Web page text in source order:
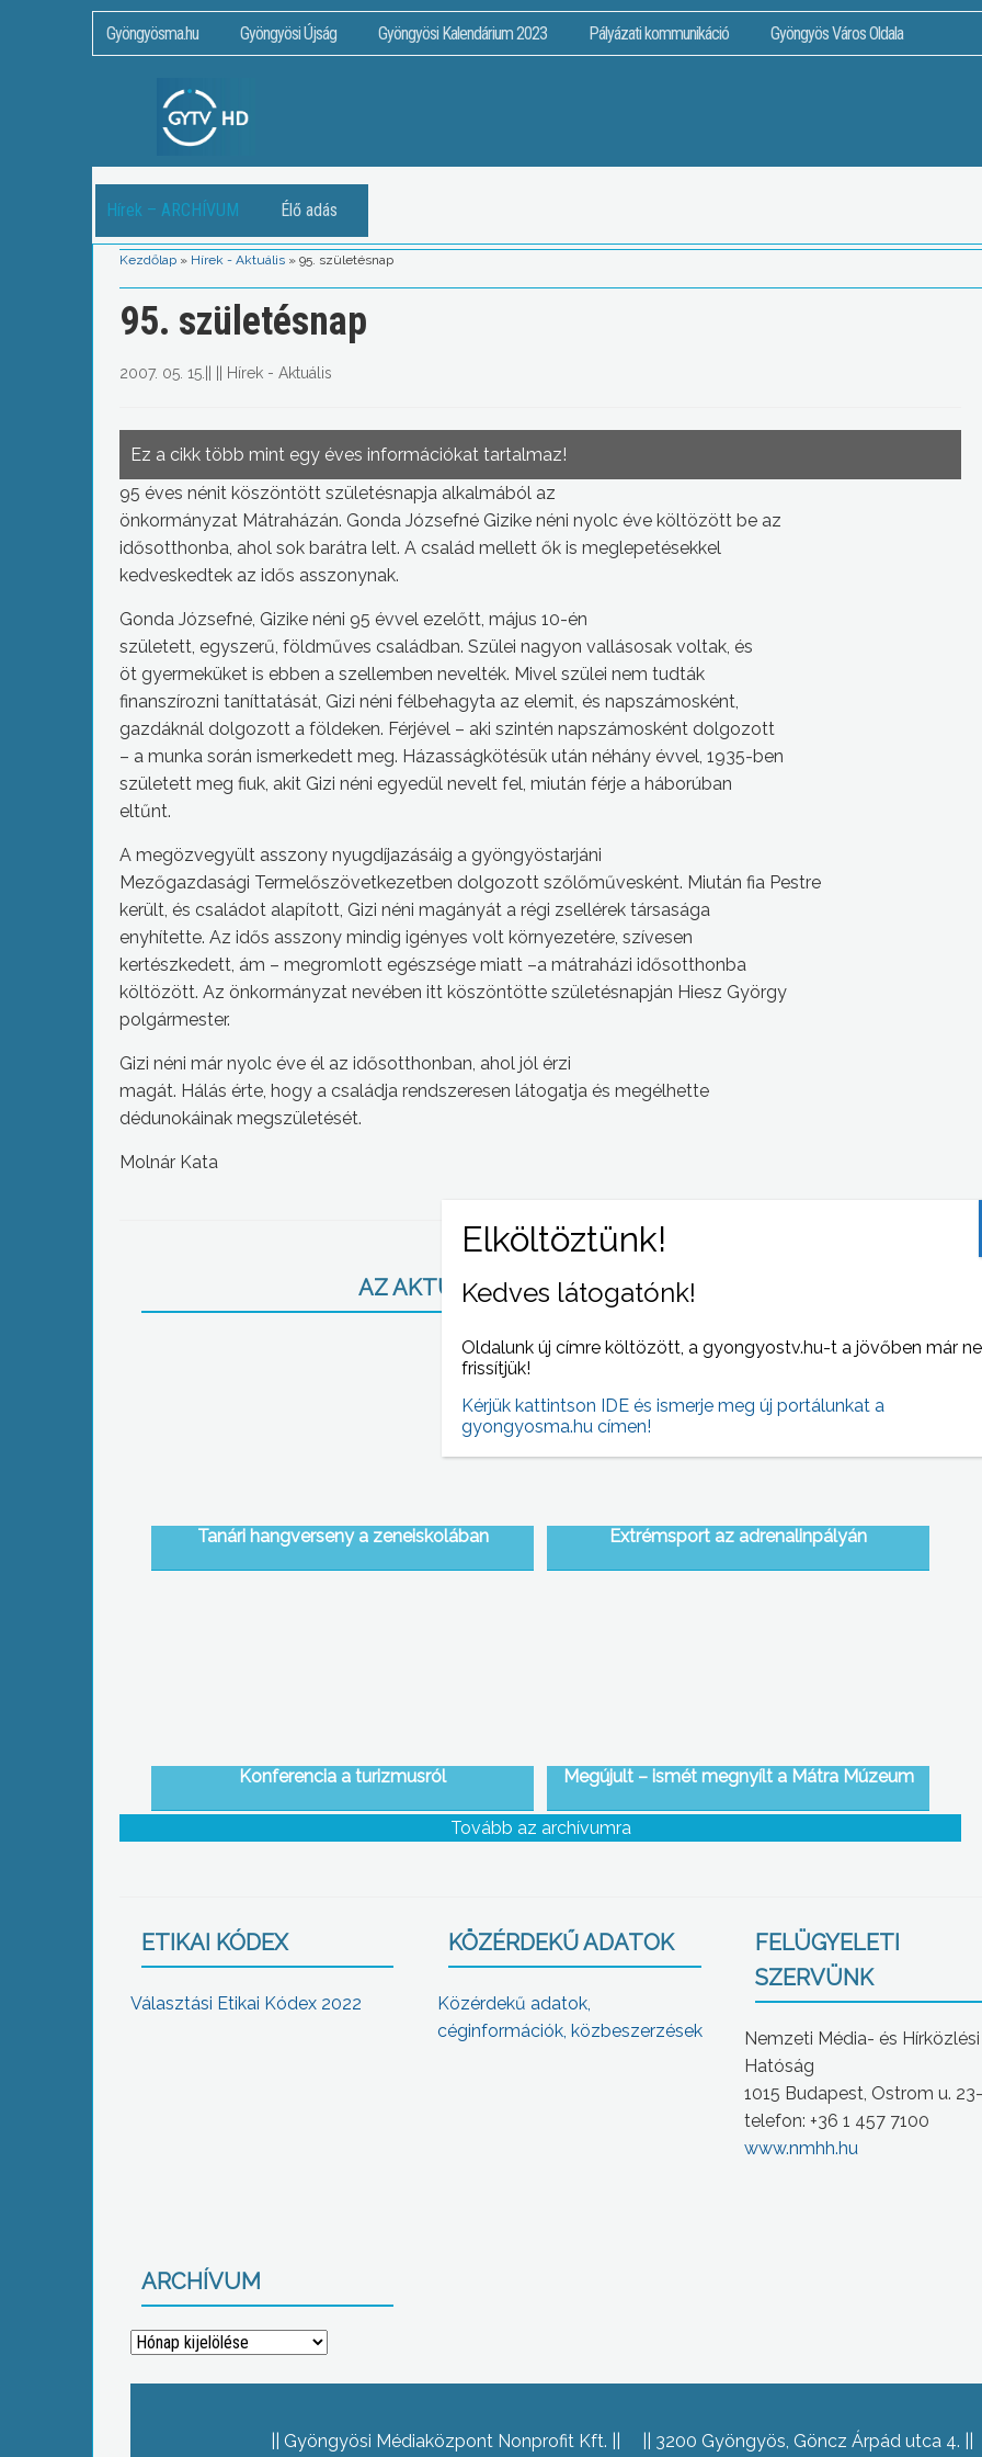
Gyöngyösma.hu Gyöngyösi Újság Gyöngyösi Kalendárium 2023 Pályázati kommunikáció Gyöngyös Város Oldala
Hírek – ARCHÍVUM Élő adás
Kezdőlap » Hírek - Aktuális » 95. születésnap
95. születésnap
2007. 05. 15. Hírek - Aktuális
Ez a cikk több mint egy éves információkat tartalmaz!
95 éves nénit köszöntött születésnapja alkalmából az
önkormányzat Mátraházán. Gonda Józsefné Gizike néni nyolc éve költözött be az
idősotthonba, ahol sok barátra lelt. A család mellett ők is meglepetésekkel
kedveskedtek az idős asszonynak.
Gonda Józsefné, Gizike néni 95 évvel ezelőtt, május 10-én
született, egyszerű, földműves családban. Szülei nagyon vallásosak voltak, és
öt gyermeküket is ebben a szellemben nevelték. Mivel szülei nem tudták
finanszírozni taníttatását, Gizi néni félbehagyta az elemit, és napszámosként,
gazdáknál dolgozott a földeken. Férjével – aki szintén napszámosként dolgozott
– a munka során ismerkedett meg. Házasságkötésük után néhány évvel, 1935-ben
született meg fiuk, akit Gizi néni egyedül nevelt fel, miután férje a háborúban
eltűnt.
A megözvegyült asszony nyugdíjazásáig a gyöngyöstarjáni
Mezőgazdasági Termelőszövetkezetben dolgozott szőlőművesként. Miután fia Pestre
került, és családot alapított, Gizi néni magányát a régi zsellérek társasága
enyhítette. Az idős asszony mindig igényes volt környezetére, szívesen
kertészkedett, ám – megromlott egészsége miatt –a mátraházi idősotthonba
költözött. Az önkormányzat nevében itt köszöntötte születésnapján Hiesz György
polgármester.
Gizi néni már nyolc éve él az idősotthonban, ahol jól érzi
magát. Hálás érte, hogy a családja rendszeresen látogatja és megélhette
dédunokáinak megszületését.
Molnár Kata
AZ AKTUÁLIS NAPI HÍREI
Tanári hangverseny a zeneiskolában Extrémsport az adrenalinpályán
Konferencia a turizmusról Megújult – ismét megnyílt a Mátra Múzeum
Tovább az archívumra
ETIKAI KÓDEX
Választási Etikai Kódex 2022
KÖZÉRDEKŰ ADATOK
Közérdekű adatok,
céginformációk, közbeszerzések
FELÜGYELETI
SZERVÜNK
Nemzeti Média- és Hírközlési
Hatóság
1015 Budapest, Ostrom u.
telefon: +36 1 457 7100
www.nmhh.hu
ARCHÍVUM
Archívum
Gyöngyösi Médiaközpont Nonprofit Kft. 3200 Gyöngyös, Göncz Árpád utca 4.
Kedves látogatónk!
Oldalunk új címre költözött, a gyongyostv.hu-t a jövőben már
frissítjük!
Kérjük kattintson IDE és ismerje meg új portálunkat a
gyongyosma.hu címen!